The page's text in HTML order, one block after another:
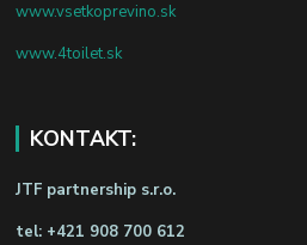
www.vsetkoprevino.sk
www.4toilet.sk
KONTAKT:
JTF partnership s.r.o.
tel: +421 908 700 612